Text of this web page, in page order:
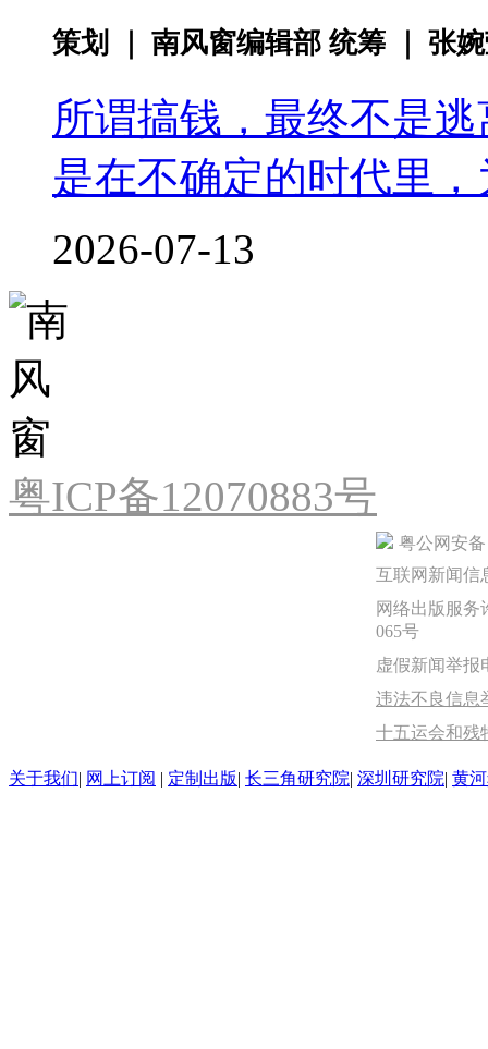
策划 ｜ 南风窗编辑部 统筹 ｜ 张
所谓搞钱，最终不是
是在不确定的时代里
2026-07-13
粤ICP备12070883号
粤公网安备
互联网新闻信
网络出版服务
065号
虚假新闻举报
违法不良信息
十五运会和残
关于我们| 网上订阅 | 定制出版| 长三角研究院| 深圳研究院| 黄